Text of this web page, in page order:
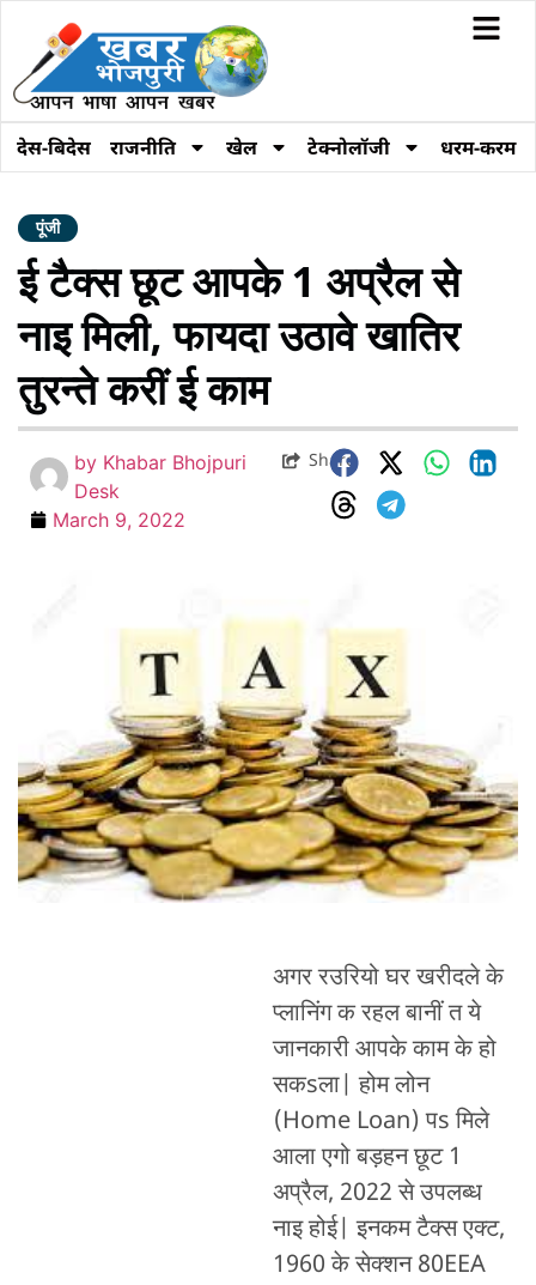
देस-बिदेस राजनीति खेल टेक्नोलॉजी धरम-करम
पूंजी
ई टैक्स छूट आपके 1 अप्रैल से
नाइ मिली, फायदा उठावे खातिर
तुरन्ते करीं ई काम
by Khabar Bhojpuri
Desk
March 9, 2022
Share
अगर रउरियो घर खरीदले के
प्लानिंग क रहल बानीं त ये
जानकारी आपके काम के हो
सकsला| होम लोन
(Home Loan) पs मिले
आला एगो बड़हन छूट 1
अप्रैल, 2022 से उपलब्ध
नाइ होई| इनकम टैक्स एक्ट,
1960 के सेक्शन 80EEA